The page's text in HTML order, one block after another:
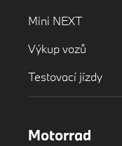
Mini NEXT
Výkup vozů
Testovací jízdy
Motorrad